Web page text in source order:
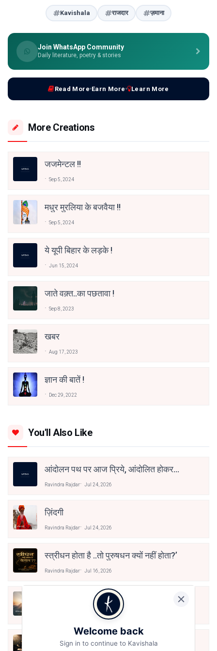
Kavishala राजदार ज़माना
Join WhatsApp Community
Daily literature, poetry & stories
Read More Earn More Learn More
More Creations
जजमेन्टल !!
Sep 5, 2024
मधुर मुरलिया के बजवैया !!
Sep 5, 2024
ये यूपी बिहार के लड़के !
Jun 15, 2024
जाते वक़्त..का पछतावा !
Sep 8, 2023
खबर
Aug 17, 2023
ज्ञान की बातें !
Dec 29, 2022
You'll Also Like
आंदोलन पथ पर आज प्रिये, आंदोलित होकर
Ravindra Rajdar Jul 24, 2026
ज़िंदगी
Ravindra Rajdar Jul 24, 2026
स्त्रीधन होता है ..तो पुरुषधन क्यों नहीं होता?’
Ravindra Rajdar Jul 16, 2026
Jul 15, 2026
मुझे ग़ुस्सा देर से आता है
Welcome back
Sign in to continue to Kavishala